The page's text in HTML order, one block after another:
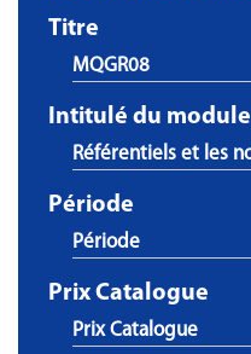
Titre
Intitulé du module
Période
Prix Catalogue